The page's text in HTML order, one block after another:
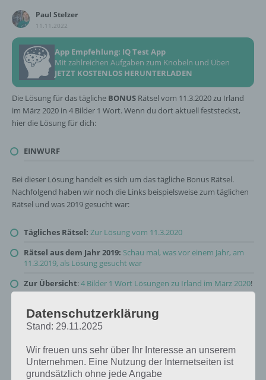
Paul Stelzer
11.11.2022
App Empfehlung: IQ Test App
Mit zahlreichen Aufgaben zum Knobeln und Üben
JETZT KOSTENLOS HERUNTERLADEN
Die Lösung für das tägliche BONUS Rätsel vom 11.3.2020 zu Irland
im März 2020 in 4 Bilder 1 Wort. Wenn du dort aktuell feststeckst,
hier die Lösung für dich:
EINWURF
Bei dieser Lösung handelt es sich um das tägliche Bonus Rätsel.
Nachfolgend haben wir noch die Links beispielsweise zum täglichen
Rätsel und was 2019 gesucht war:
Tägliches Rätsel: Zur Lösung vom 11.3.2020
Rätsel aus dem Jahr 2019: Schau mal, was vor einem Jahr, am
11.3.2019, als Lösung gesucht war
Zur Übersicht:4 Bilder 1 Wort Lösungen zu Irland im März 2020!
Datenschutzerklärung
Stand: 29.11.2025
Wir freuen uns sehr über Ihr Interesse an unserem
Unternehmen. Eine Nutzung der Internetseiten ist
grundsätzlich ohne jede Angabe